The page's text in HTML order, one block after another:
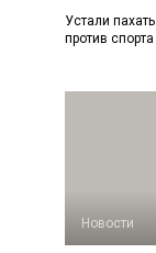
Устали
против
Новости